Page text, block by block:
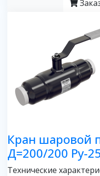
Кран шаровой
Д=200/200 Ру-
Технические